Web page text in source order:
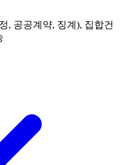
, 공공계약, 징계), 집합건